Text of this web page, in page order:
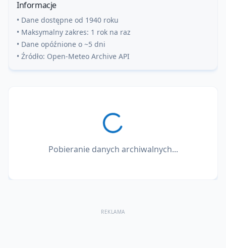
Informacje
• Dane dostępne od 1940 roku
• Maksymalny zakres: 1 rok na raz
• Dane opóźnione o ~5 dni
• Źródło: Open-Meteo Archive API
Pobieranie danych archiwalnych...
REKLAMA